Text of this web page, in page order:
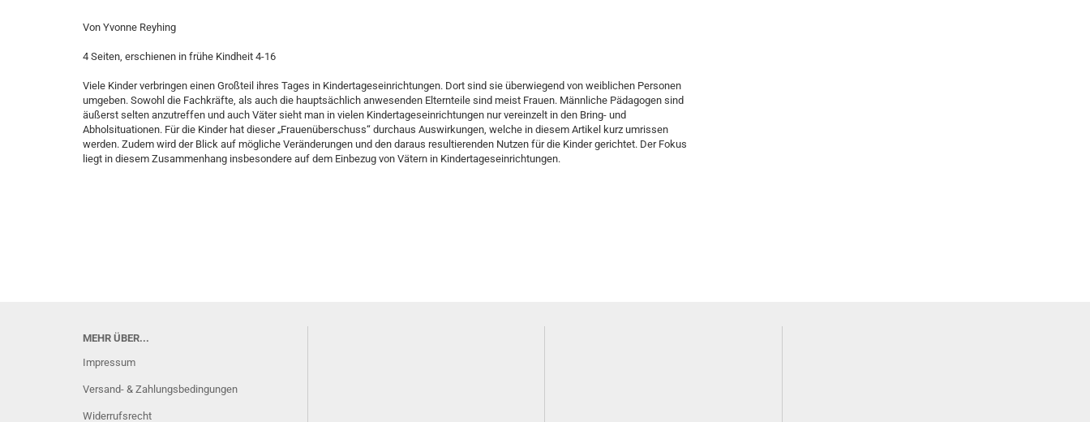
Von Yvonne Reyhing
4 Seiten, erschienen in frühe Kindheit 4-16
Viele Kinder verbringen einen Großteil ihres Tages in Kindertageseinrichtungen. Dort sind sie überwiegend von weiblichen Personen
umgeben. Sowohl die Fachkräfte, als auch die hauptsächlich anwesenden Elternteile sind meist Frauen. Männliche Pädagogen sind
äußerst selten anzutreffen und auch Väter sieht man in vielen Kindertageseinrichtungen nur vereinzelt in den Bring- und
Abholsituationen. Für die Kinder hat dieser „Frauenüberschuss“ durchaus Auswirkungen, welche in diesem Artikel kurz umrissen
werden. Zudem wird der Blick auf mögliche Veränderungen und den daraus resultierenden Nutzen für die Kinder gerichtet. Der Fokus
liegt in diesem Zusammenhang insbesondere auf dem Einbezug von Vätern in Kindertageseinrichtungen.
MEHR ÜBER...
Impressum
Versand- & Zahlungsbedingungen
Widerrufsrecht